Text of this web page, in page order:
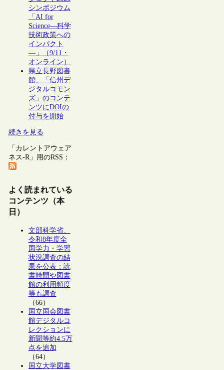
シンポジウム
「AI for
Science―科学
技術政策への
インパクト
―」（9/11・
オンライン）
県立長野図書
館、「信州デ
ジタルコモン
ズ」のコンテ
ンツにDOIの
付与を開始
続きを見る
「カレントアウェア
ネス-R」用のRSS：
よく読まれている
コンテンツ（本
日）
文部科学省、
令和8年度全
国学力・学習
状況調査の結
果を公表：読
書時間や図書
館の利用頻度
等も調査
（66）
国立国会図書
館デジタルコ
レクションに
新聞等約4.5万
点を追加
（64）
国立大学図書